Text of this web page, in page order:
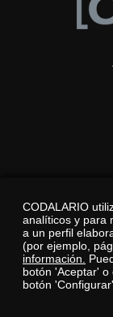
CODALARIO
analíticos y para
a un perfil
(por ejemplo,
información.
botón 'Aceptar'
botón 'Configurar'.